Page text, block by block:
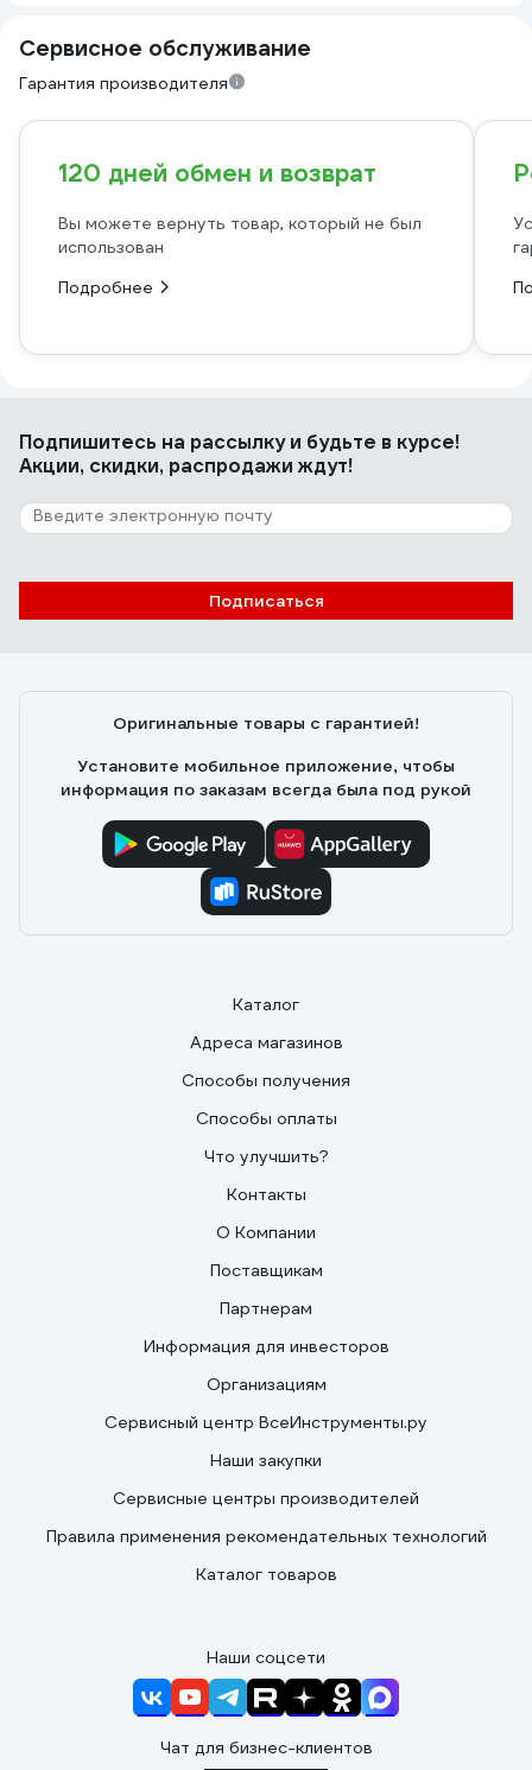
Сервисное обслуживание
Гарантия производителя
120 дней обмен и возврат
Вы можете вернуть товар, который не был
использован
Подробнее
Подпишитесь на рассылкуи будьте в курсе!
Акции, скидки, распродажи ждут!
Подписаться
Оригинальные товары с гарантией!
Установите мобильное приложение, чтобы
информация по заказам всегда была под рукой
Каталог
Адреса магазинов
Способы получения
Способы оплаты
Что улучшить?
Контакты
О Компании
Поставщикам
Партнерам
Информация для инвесторов
Организациям
Сервисный центр ВсеИнструменты.ру
Наши закупки
Сервисные центры производителей
Правила применения рекомендательных технологий
Каталог товаров
Наши соцсети
Чат для бизнес-клиентов